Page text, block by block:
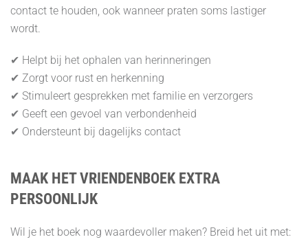
contact te houden, ook wanneer praten soms lastiger
wordt.
✔ Helpt bij het ophalen van herinneringen
✔ Zorgt voor rust en herkenning
✔ Stimuleert gesprekken met familie en verzorgers
✔ Geeft een gevoel van verbondenheid
✔ Ondersteunt bij dagelijks contact
MAAK HET VRIENDENBOEK EXTRA
PERSOONLIJK
Wil je het boek nog waardevoller maken? Breid het uit met: